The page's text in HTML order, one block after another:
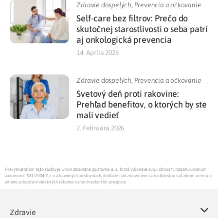
Zdravie dospelých, Prevencia a očkovanie
Self-care bez filtrov: Prečo do
skutočnej starostlivosti o seba patrí
aj onkologická prevencia
14. Apríla 2026
Zdravie dospelých, Prevencia a očkovanie
Svetový deň proti rakovine:
Prehľad benefitov, o ktorých by ste
mali vedieť
2. Februára 2026
Poskytovateľom tejto služby je Union zdravotná poisťovňa, a. s., ktorá vykonáva svoju činnosť v rozsahu určenom
zákonom č. 581/2004 Z.z. o zdravotných poisťovniach, dohľade nad zdravotnou starostlivosťou v platnom znení a o
zmene a doplnení niektorých zákonov v znení neskorších predpisov.
Zdravie